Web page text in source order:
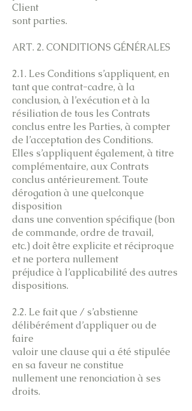
Client
sont parties.
ART. 2. CONDITIONS GÉNÉRALES
2.1. Les Conditions s’appliquent, en
tant que contrat-cadre, à la
conclusion, à l’exécution et à la
résiliation de tous les Contrats
conclus entre les Parties, à compter
de l’acceptation des Conditions.
Elles s’appliquent également, à titre
complémentaire, aux Contrats
conclus antérieurement. Toute
dérogation à une quelconque
disposition
dans une convention spécifique (bon
de commande, ordre de travail,
etc.) doit être explicite et réciproque
et ne portera nullement
préjudice à l’applicabilité des autres
dispositions.
2.2. Le fait que / s’abstienne
délibérément d’appliquer ou de
faire
valoir une clause qui a été stipulée
en sa faveur ne constitue
nullement une renonciation à ses
droits.